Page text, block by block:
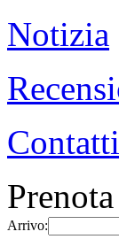
Notizia
Contatti
Arrivo: